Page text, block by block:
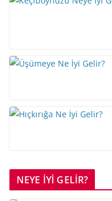
NEYE İYİ GELİR?